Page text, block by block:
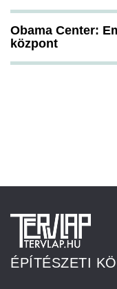
Obama Center:
központ
ÉPÍTÉSZETI